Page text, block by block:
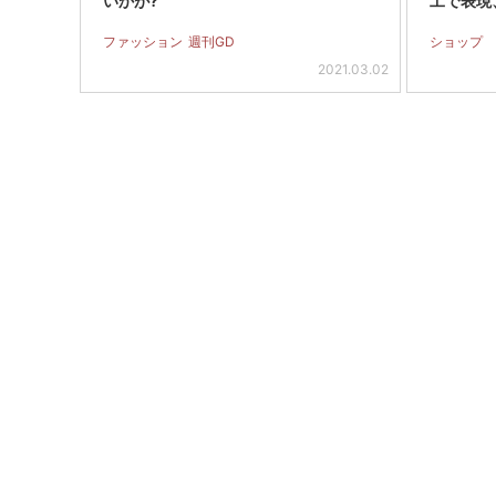
ファッション 週刊GD
2021.03.02
ショップ